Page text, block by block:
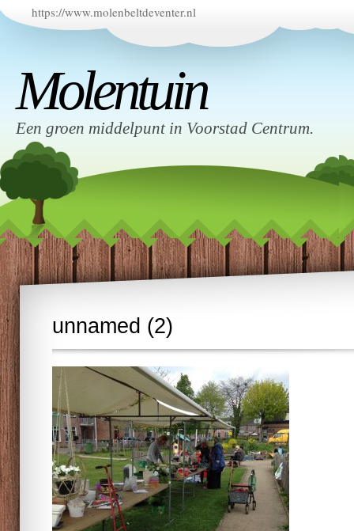
https://www.molenbeltdeventer.nl
Molentuin
Een groen middelpunt in Voorstad Centrum.
unnamed (2)